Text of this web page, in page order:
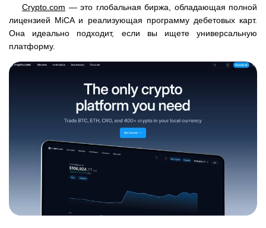
Crypto.com — это глобальная биржа, обладающая полной
лицензией MiCA и реализующая программу дебетовых карт.
Она идеально подходит, если вы ищете универсальную
платформу.